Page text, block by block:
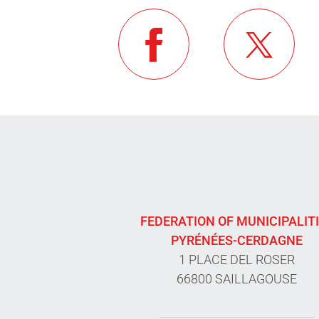
FEDERATION OF
PYRÉNÉES-CERDAGNE
1 PLACE DEL ROSER
66800 SAILLAGOUSE